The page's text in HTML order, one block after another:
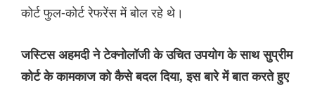
कोर्ट फुल-कोर्ट रेफरेंस में बोल रहे थे।
जस्टिस अहमदी ने टेक्नोलॉजी के उचित उपयोग के साथ सुप्रीम
कोर्ट के कामकाज को कैसे बदल दिया, इस बारे में बात करते हुए